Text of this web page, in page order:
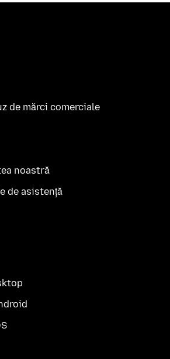
de mărci comerciale
noastră
de asistență